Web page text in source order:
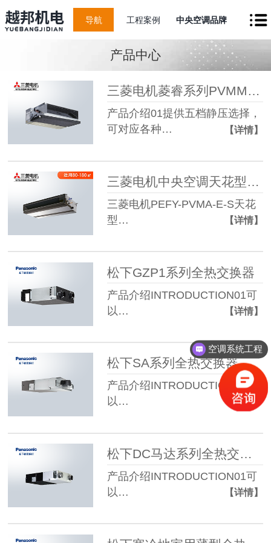
导航 工程案例 中央空调品牌
产品中心
三菱电机菱睿系列PVMM-E-S中静压风管机
产品介绍01提供五档静压选择，
可对应各种…
【详情】
三菱电机中央空调天花型暗装变频智能中静压风管机
三菱电机PEFY-PVMA-E-S天花
型…
【详情】
松下GZP1系列全热交换器
产品介绍INTRODUCTION01可
以…
【详情】
松下SA系列全热交换器
产品介绍INTRODUCTION01可
以…
【详情】
松下DC马达系列全热交换器
产品介绍INTRODUCTION01可
以…
【详情】
空调系统工程